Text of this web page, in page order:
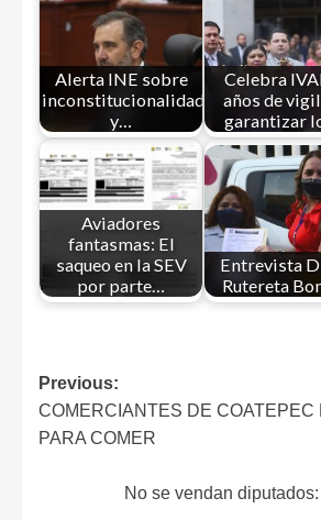
Alerta INE sobre
inconstitucionalidades
y…
Celebra
años de
garantizar
Aviadores
fantasmas: El
saqueo en la SEV
por parte…
Entrevista
Rutereta
Previous:
COMERCIANTES DE COATEPEC
PARA COMER
No se vendan